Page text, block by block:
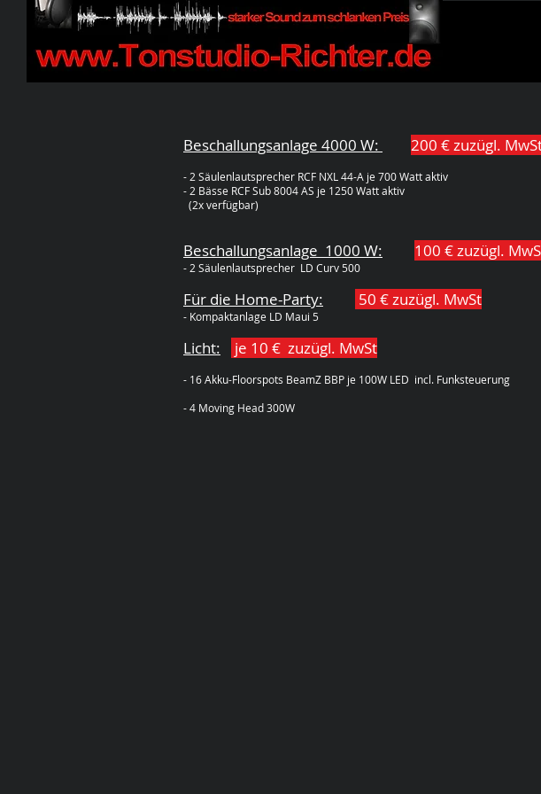
Beschallungsanlage 4000 W: 200 € zuzügl.
- 2 Säulenlautsprecher RCF NXL 44-A je 700 Watt aktiv
- 2 Bässe RCF Sub 8004 AS je 1250 Watt aktiv
(2x verfügbar)
Beschallungsanlage 1000 W: 100 € zuzügl.
- 2 Säulenlautsprecher LD Curv 500
Für die Home-Party: 50 € zuzügl. MwSt
- Kompaktanlage LD Maui 5
Licht: je 10 € zuzügl. MwSt
- 16 Akku-Floorspots BeamZ BBP je 100W LED incl. Funksteuerung
- 4 Moving Head 300W